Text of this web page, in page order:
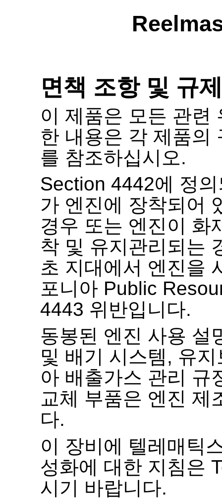
면책 조항 및 규
이 제품은 모든 관련
한 내용은 각 제품의
를 참조하십시오 .
Section 4442에 정
가 엔진에 장착되어
경우 또는 엔진이 화
착 및 유지관리되는
초 지대에서 엔진을
포니아 Public
4443 위반입니다.
동봉된 엔진 사용 설
및 배기 시스템, 유
아 배출가스 관리 규
교체 부품은 엔진 제
다.
이 장비에 텔레매틱
성화에 대한 지침은
시기 바랍니다.